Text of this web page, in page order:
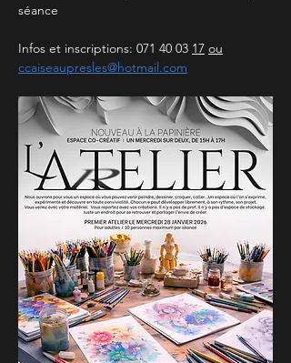
séance
Infos et inscriptions: 071 40 03 17 ou
ccaiseaupresles@hotmail.com